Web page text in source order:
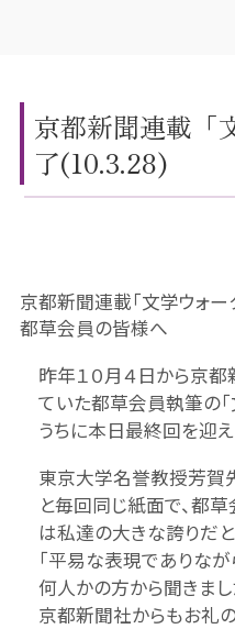
京都新聞連載「
了(10.3.28)
京都新聞連載「文学ウォー
都草会員の皆様へ
昨年１０月４日から京
ていた都草会員執筆の「
うちに本日最終回を迎え
東京大学名誉教授芳賀
と毎回同じ紙面で、都
は私達の大きな誇りだと
「平易な表現でありなが
何人かの方から聞きまし
京都新聞社からもお礼